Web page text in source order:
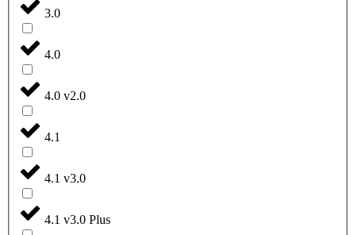
3.0
4.0
4.0 v2.0
4.1
4.1 v3.0
4.1 v3.0 Plus